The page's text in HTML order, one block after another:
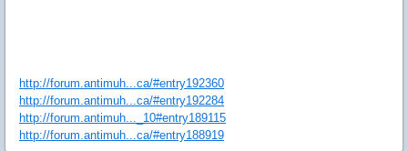
http://forum.antimuh...са/#entry192360
http://forum.antimuh...са/#entry192284
http://forum.antimuh..._10#entry189115
http://forum.antimuh...са/#entry188919